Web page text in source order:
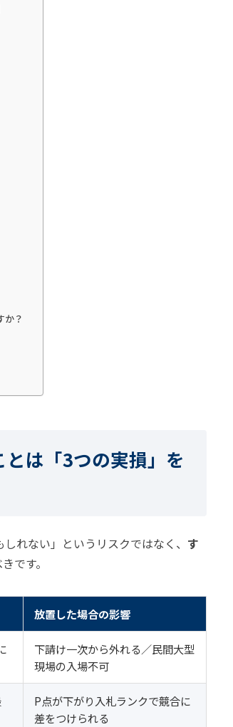
か？
は「3つの実損」を
れない」というリスクではなく、 す
です。
放置した場合の影響
下請け一次から外れる／民間大型
現場の入場不可
P点が下がり入札ランクで競合に
差をつけられる